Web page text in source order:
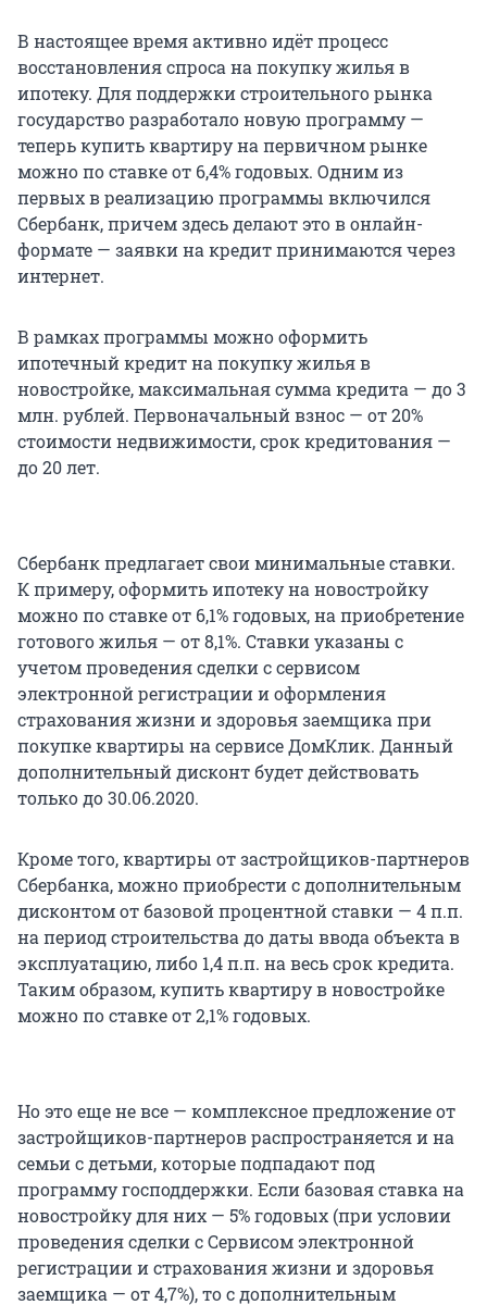
В настоящее время активно идёт процесс
восстановления спроса на покупку жилья в
ипотеку. Для поддержки строительного рынка
государство разработало новую программу —
теперь купить квартиру на первичном рынке
можно по ставке от 6,4% годовых. Одним из
первых в реализацию программы включился
Сбербанк, причем здесь делают это в онлайн-
формате — заявки на кредит принимаются через
интернет.
В рамках программы можно оформить
ипотечный кредит на покупку жилья в
новостройке, максимальная сумма кредита — до 3
млн. рублей. Первоначальный взнос — от 20%
стоимости недвижимости, срок кредитования —
до 20 лет.
Сбербанк предлагает свои минимальные ставки.
К примеру, оформить ипотеку на новостройку
можно по ставке от 6,1% годовых, на приобретение
готового жилья — от 8,1%. Ставки указаны с
учетом проведения сделки с сервисом
электронной регистрации и оформления
страхования жизни и здоровья заемщика при
покупке квартиры на сервисе ДомКлик. Данный
дополнительный дисконт будет действовать
только до 30.06.2020.
Кроме того, квартиры от застройщиков-партнеров
Сбербанка, можно приобрести с дополнительным
дисконтом от базовой процентной ставки — 4 п.п.
на период строительства до даты ввода объекта в
эксплуатацию, либо 1,4 п.п. на весь срок кредита.
Таким образом, купить квартиру в новостройке
можно по ставке от 2,1% годовых.
Но это еще не все — комплексное предложение от
застройщиков-партнеров распространяется и на
семьи с детьми, которые подпадают под
программу господдержки. Если базовая ставка на
новостройку для них — 5% годовых (при условии
проведения сделки с Сервисом электронной
регистрации и страхования жизни и здоровья
заемщика — от 4,7%), то с дополнительным